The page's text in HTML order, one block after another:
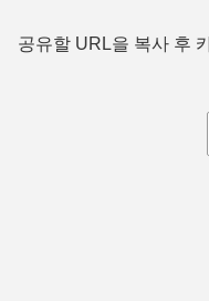
공유할 URL을 복사 후